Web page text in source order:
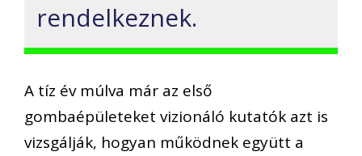
rendelkeznek.
A tíz év múlva már az első
gombaépületeket vizionáló kutatók azt is
vizsgálják, hogyan működnek együtt a